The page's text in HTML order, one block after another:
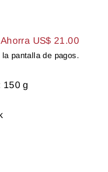
Ahorra US$ 21.00
pantalla de pagos.
150 g